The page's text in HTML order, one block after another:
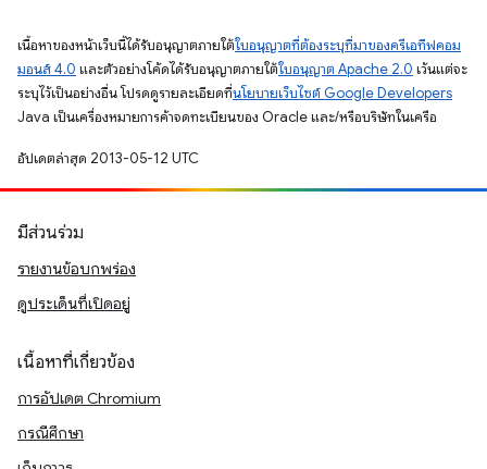
เนื้อหาของหน้าเว็บนี้ได้รับอนุญาตภายใต้ใบอนุญาตที่ต้องระบุที่มาของครีเอทีฟคอม
มอนส์ 4.0 และตัวอย่างโค้ดได้รับอนุญาตภายใต้ใบอนุญาต Apache 2.0 เว้นแต่จะ
ระบุไว้เป็นอย่างอื่น โปรดดูรายละเอียดที่นโยบายเว็บไซต์ Google Developers
Java เป็นเครื่องหมายการค้าจดทะเบียนของ Oracle และ/หรือบริษัทในเครือ
อัปเดตล่าสุด 2013-05-12 UTC
มีส่วนร่วม
รายงานข้อบกพร่อง
ดูประเด็นที่เปิดอยู่
เนื้อหาที่เกี่ยวข้อง
การอัปเดต Chromium
กรณีศึกษา